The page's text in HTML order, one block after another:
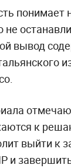
понимает
не
вывод
к
выйти к
и